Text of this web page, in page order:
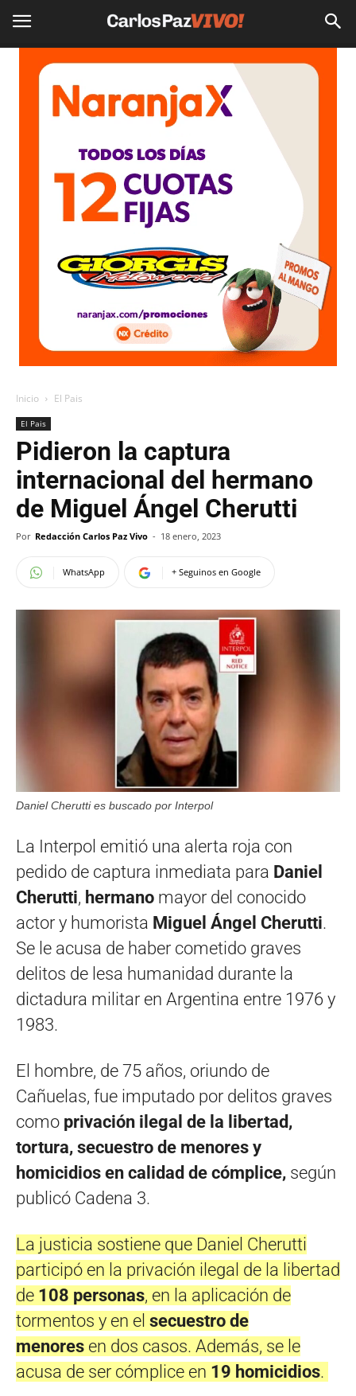
Inicio El Pais
El Pais
Pidieron la captura
internacional del hermano
de Miguel Ángel Cherutti
Por Redacción Carlos Paz Vivo - 18 enero, 2023
WhatsApp + Seguinos en Google
Daniel Cherutti es buscado por Interpol
La Interpol emitió una alerta roja con
pedido de captura inmediata para Daniel
Cherutti, hermano mayor del conocido
actor y humorista Miguel Ángel Cherutti.
Se le acusa de haber cometido graves
delitos de lesa humanidad durante la
dictadura militar en Argentina entre 1976 y
1983.
El hombre, de 75 años, oriundo de
Cañuelas, fue imputado por delitos graves
como privación ilegal de la libertad,
tortura, secuestro de menores y
homicidios en calidad de cómplice, según
publicó Cadena 3.
La justicia sostiene que Daniel Cherutti
participó en la privación ilegal de la libertad
de 108 personas, en la aplicación de
tormentos y en el secuestro de
menores en dos casos. Además, se le
acusa de ser cómplice en 19 homicidios.